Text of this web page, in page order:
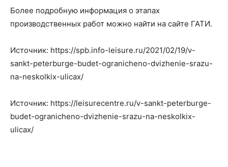
Более подробную информация о этапах
производственных работ можно найти на сайте ГАТИ.
Источник: https://spb.info-leisure.ru/2021/02/19/v-
sankt-peterburge-budet-ogranicheno-dvizhenie-srazu-
na-neskolkix-ulicax/
Источник: https://leisurecentre.ru/v-sankt-peterburge-
budet-ogranicheno-dvizhenie-srazu-na-neskolkix-
ulicax/